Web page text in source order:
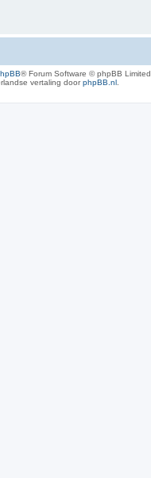
® Forum Software © phpBB Limited
vertaling doorphpBB.nl